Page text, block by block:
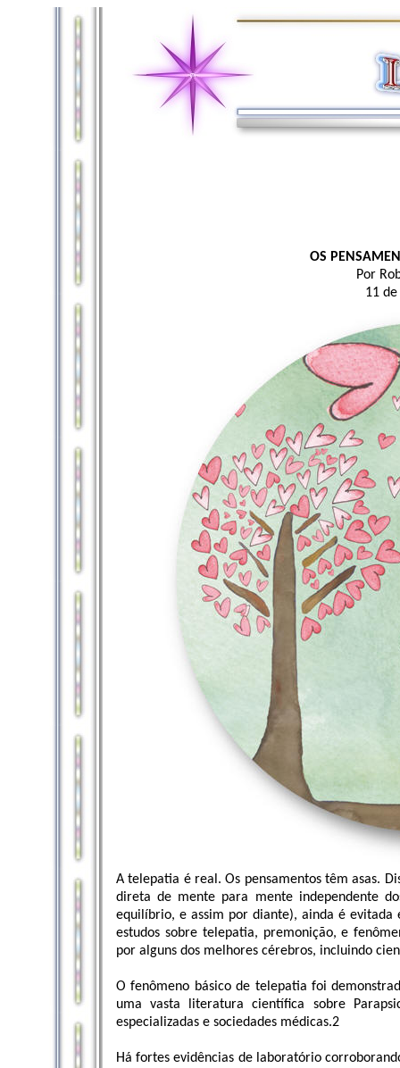
OS
Por
11
A telepatia é real. Os pensamentos têm asas.
direta de mente para mente independente
equilíbrio, e assim por diante), ainda é evitada
estudos sobre telepatia, premonição, e
por alguns dos melhores cérebros, incluindo
O fenômeno básico de telepatia foi
uma vasta literatura científica sobre
especializadas e sociedades médicas.2
Há fortes evidências de laboratório